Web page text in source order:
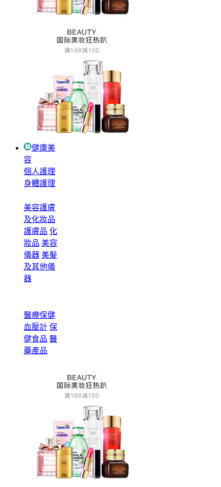
健康美
容
個人護理
身體護理
美容護膚
及化妝品
護膚品 化
妝品 美容
儀器 美髮
及其他儀
器
醫療保健
血壓計 保
健食品 醫
藥產品